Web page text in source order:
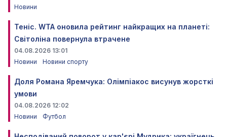
Новини
Теніс. WTA оновила рейтинг найкращих на планеті:
Світоліна повернула втрачене
04.08.2026 13:01
Новини
Новини спорту
Доля Романа Яремчука: Олімпіакос висунув жорсткі
умови
04.08.2026 12:02
Новини
Футбол